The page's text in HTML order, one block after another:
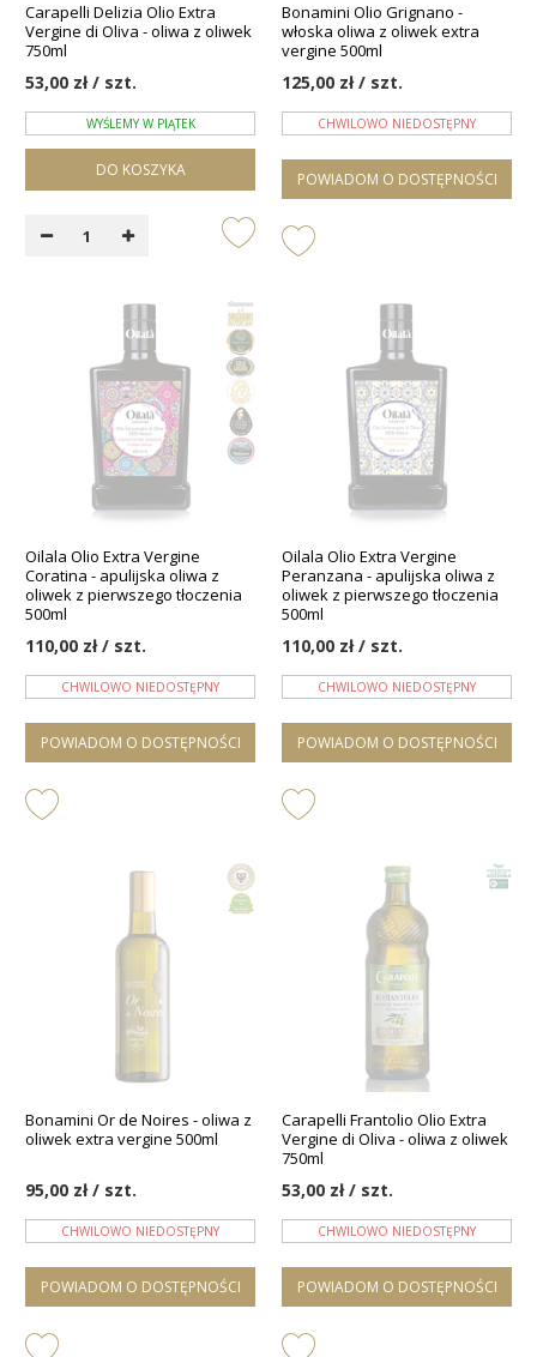
Carapelli Delizia Olio Extra
Vergine di Oliva - oliwa z oliwek
750ml
53,00 zł / szt.
WYŚLEMY W PIĄTEK
DO KOSZYKA
Bonamini Olio Grignano -
włoska oliwa z oliwek extra
vergine 500ml
125,00 zł / szt.
CHWILOWO NIEDOSTĘPNY
POWIADOM O DOSTĘPNOŚCI
Oilala Olio Extra Vergine
Coratina - apulijska oliwa z
oliwek z pierwszego tłoczenia
500ml
110,00 zł / szt.
CHWILOWO NIEDOSTĘPNY
POWIADOM O DOSTĘPNOŚCI
Oilala Olio Extra Vergine
Peranzana - apulijska oliwa z
oliwek z pierwszego tłoczenia
500ml
110,00 zł / szt.
CHWILOWO NIEDOSTĘPNY
POWIADOM O DOSTĘPNOŚCI
Bonamini Or de Noires - oliwa z
oliwek extra vergine 500ml
95,00 zł / szt.
CHWILOWO NIEDOSTĘPNY
POWIADOM O DOSTĘPNOŚCI
Carapelli Frantolio Olio Extra
Vergine di Oliva - oliwa z oliwek
750ml
53,00 zł / szt.
CHWILOWO NIEDOSTĘPNY
POWIADOM O DOSTĘPNOŚCI